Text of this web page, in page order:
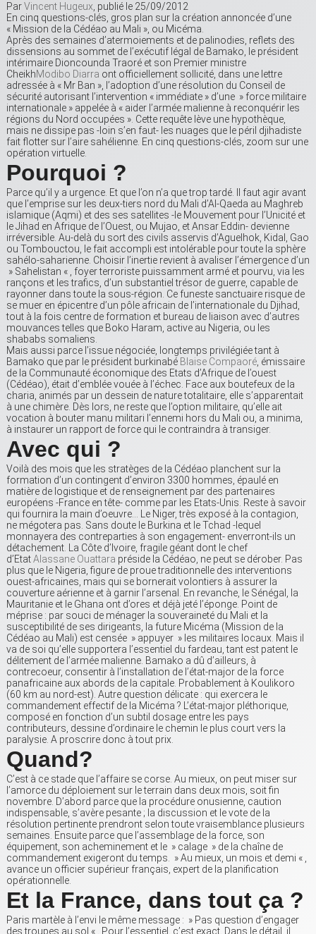
ParVincent Hugeux , publié le 25/09/2012
En cinq questions-clés, gros plan sur la création annoncée d’une
« Mission de la Cédéao au Mali », ou Micéma.
Après des semaines d’atermoiements et de palinodies, reflets des
dissensions au sommet de l’exécutif légal de Bamako, le président
intérimaire Dioncounda Traoré et son Premier ministre
CheikhModibo Diarra ont officiellement sollicité, dans une lettre
adressée à « Mr Ban », l’adoption d’une résolution du Conseil de
sécurité autorisant l’intervention « immédiate » d’une » force militaire
internationale » appelée à « aider l’armée malienne à reconquérir les
régions du Nord occupées ». Cette requête lève une hypothèque,
mais ne dissipe pas -loin s’en faut- les nuages que le péril djihadiste
fait flotter sur l’aire sahélienne. En cinq questions-clés, zoom sur une
opération virtuelle.
Pourquoi ?
Parce qu’il y a urgence. Et que l’on n’a que trop tardé. Il faut agir avant
que l’emprise sur les deux-tiers nord du Mali d’Al-Qaeda au Maghreb
islamique (Aqmi) et des ses satellites -le Mouvement pour l’Unicité et
le Jihad en Afrique de l’Ouest, ou Mujao, et Ansar Eddin- devienne
irréversible. Au-delà du sort des civils asservis d’Aguelhok, Kidal, Gao
ou Tombouctou, le fait accompli est intolérable pour toute la sphère
sahélo-saharienne. Choisir l’inertie revient à avaliser l’émergence d’un
» Sahelistan « , foyer terroriste puissamment armé et pourvu, via les
rançons et les trafics, d’un substantiel trésor de guerre, capable de
rayonner dans toute la sous-région. Ce funeste sanctuaire risque de
se muer en épicentre d’un pôle africain de l’internationale du Djihad,
tout à la fois centre de formation et bureau de liaison avec d’autres
mouvances telles que Boko Haram, active au Nigeria, ou les
shababs somaliens.
Mais aussi parce l’issue négociée, longtemps privilégiée tant à
Bamako que par le président burkinabé Blaise Compaoré , émissaire
de la Communauté économique des Etats d’Afrique de l’ouest
(Cédéao), était d’emblée vouée à l’échec. Face aux boutefeux de la
charia, animés par un dessein de nature totalitaire, elle s’apparentait
à une chimère. Dès lors, ne reste que l’option militaire, qu’elle ait
vocation à bouter manu militari l’ennemi hors du Mali ou, a minima,
à instaurer un rapport de force qui le contraindra à transiger.
Avec qui ?
Voilà des mois que les stratèges de la Cédéao planchent sur la
formation d’un contingent d’environ 3300 hommes, épaulé en
matière de logistique et de renseignement par des partenaires
européens -France en tête- comme par les Etats-Unis. Reste à savoir
qui fournira la main d’oeuvre… Le Niger, très exposé à la contagion,
ne mégotera pas. Sans doute le Burkina et le Tchad -lequel
monnayera des contreparties à son engagement- enverront-ils un
détachement. La Côte d’Ivoire, fragile géant dont le chef
d’EtatAlassane Ouattara préside la Cédéao, ne peut se dérober. Pas
plus que le Nigeria, figure de proue traditionnelle des interventions
ouest-africaines, mais qui se bornerait volontiers à assurer la
couverture aérienne et à garnir l’arsenal. En revanche, le Sénégal, la
Mauritanie et le Ghana ont d’ores et déjà jeté l’éponge. Point de
méprise : par souci de ménager la souveraineté du Mali et la
susceptibilité de ses dirigeants, la future Micéma (Mission de la
Cédéao au Mali) est censée » appuyer » les militaires locaux. Mais il
va de soi qu’elle supportera l’essentiel du fardeau, tant est patent le
délitement de l’armée malienne. Bamako a dû d’ailleurs, à
contrecoeur, consentir à l’installation de l’état-major de la force
panafricaine aux abords de la capitale. Probablement à Koulikoro
(60 km au nord-est). Autre question délicate : qui exercera le
commandement effectif de la Micéma ? L’état-major pléthorique,
composé en fonction d’un subtil dosage entre les pays
contributeurs, dessine d’ordinaire le chemin le plus court vers la
paralysie. A proscrire donc à tout prix.
Quand?
C’est à ce stade que l’affaire se corse. Au mieux, on peut miser sur
l’amorce du déploiement sur le terrain dans deux mois, soit fin
novembre. D’abord parce que la procédure onusienne, caution
indispensable, s’avère pesante ; la discussion et le vote de la
résolution pertinente prendront selon toute vraisemblance plusieurs
semaines. Ensuite parce que l’assemblage de la force, son
équipement, son acheminement et le » calage » de la chaîne de
commandement exigeront du temps. » Au mieux, un mois et demi « ,
avance un officier supérieur français, expert de la planification
opérationnelle.
Et la France, dans tout ça ?
Paris martèle à l’envi le même message : » Pas question d’engager
des troupes au sol « . Pour l’essentiel, c’est exact. Dans le détail, il